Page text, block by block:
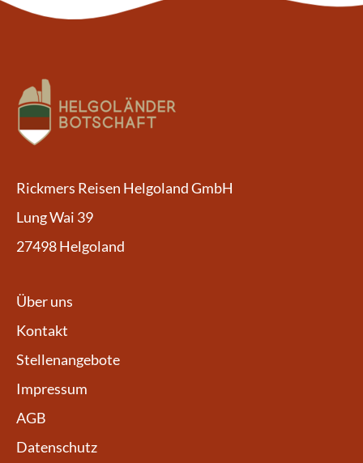
Rickmers Reisen Helgoland GmbH
Lung Wai 39
27498 Helgoland
Über uns
Kontakt
Stellenangebote
Impressum
AGB
Datenschutz